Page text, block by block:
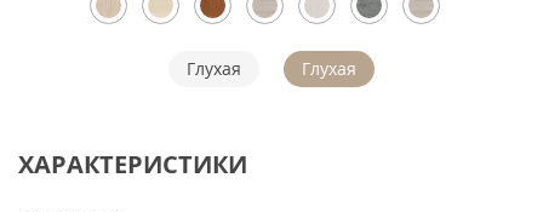
Глухая Глухая
ХАРАКТЕРИСТИКИ